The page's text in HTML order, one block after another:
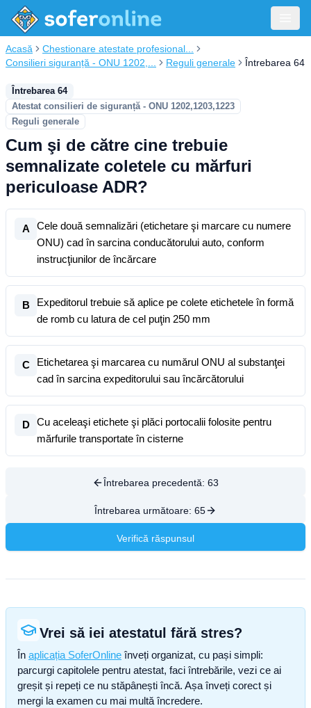
Acasă
Chestionare atestate profesional...
Consilieri siguranță - ONU 1202,...
Reguli generale Întrebarea 64
Întrebarea 64
Atestat consilieri de siguranță - ONU 1202,1203,1223
Reguli generale
Cum şi de către cine trebuie
semnalizate coletele cu mărfuri
periculoase ADR?
A
Cele două semnalizări (etichetare şi marcare cu numere
ONU) cad în sarcina conducătorului auto, conform
instrucţiunilor de încărcare
B
Expeditorul trebuie să aplice pe colete etichetele în formă
de romb cu latura de cel puţin 250 mm
C
Etichetarea şi marcarea cu numărul ONU al substanţei
cad în sarcina expeditorului sau încărcătorului
D
Cu aceleaşi etichete şi plăci portocalii folosite pentru
mărfurile transportate în cisterne
Întrebarea precedentă: 63
Întrebarea următoare: 65
Verifică răspunsul
Vrei să iei atestatul fără stres?
În aplicația SoferOnline înveți organizat, cu pași simpli:
parcurgi capitolele pentru atestat, faci întrebările, vezi ce ai
greșit și repeți ce nu stăpânești încă. Așa înveți corect și
mergi la examen cu mai multă încredere.